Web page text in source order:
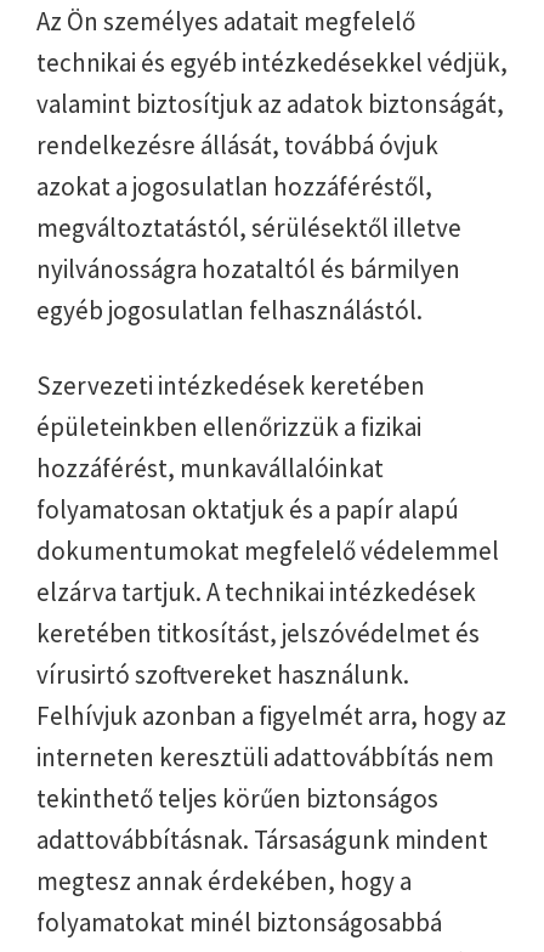
Az Ön személyes adatait megfelelő
technikai és egyéb intézkedésekkel védjük,
valamint biztosítjuk az adatok biztonságát,
rendelkezésre állását, továbbá óvjuk
azokat a jogosulatlan hozzáféréstől,
megváltoztatástól, sérülésektől illetve
nyilvánosságra hozataltól és bármilyen
egyéb jogosulatlan felhasználástól.
Szervezeti intézkedések keretében
épületeinkben ellenőrizzük a fizikai
hozzáférést, munkavállalóinkat
folyamatosan oktatjuk és a papír alapú
dokumentumokat megfelelő védelemmel
elzárva tartjuk. A technikai intézkedések
keretében titkosítást, jelszóvédelmet és
vírusirtó szoftvereket használunk.
Felhívjuk azonban a figyelmét arra, hogy az
interneten keresztüli adattovábbítás nem
tekinthető teljes körűen biztonságos
adattovábbításnak. Társaságunk mindent
megtesz annak érdekében, hogy a
folyamatokat minél biztonságosabbá